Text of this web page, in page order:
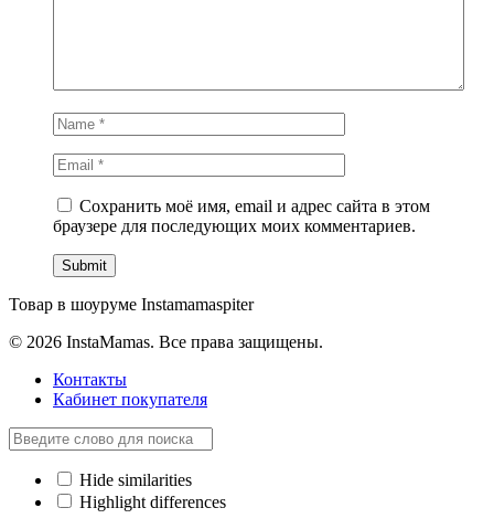
Сохранить моё имя, email и адрес сайта в этом
браузере для последующих моих комментариев.
Товар в шоуруме Instamamaspiter
© 2026 InstaMamas. Все права защищены.
Контакты
Кабинет покупателя
Hide similarities
Highlight differences